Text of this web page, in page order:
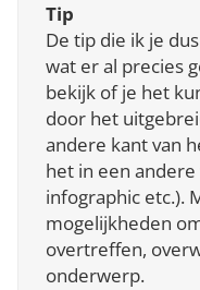
Tip
De tip die ik je
wat er al precies
bekijk of je het
door het
andere kant van
het in een
infographic etc.).
mogelijkheden
overtreffen,
onderwerp.